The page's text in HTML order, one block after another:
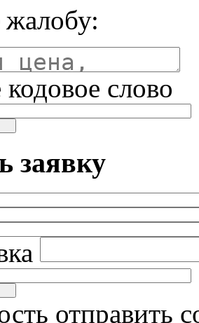
слово
заявку
отправить